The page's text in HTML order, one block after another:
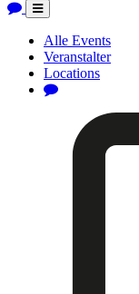
Toggle
navigation
Alle Events
Veranstalter
Locations